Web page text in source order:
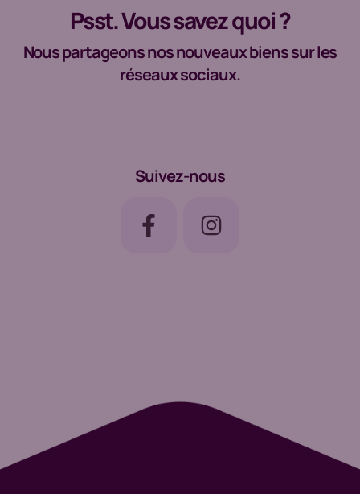
Psst. Vous savez quoi ?
Nous partageons nos nouveaux biens sur les
réseaux sociaux.
Suivez-nous